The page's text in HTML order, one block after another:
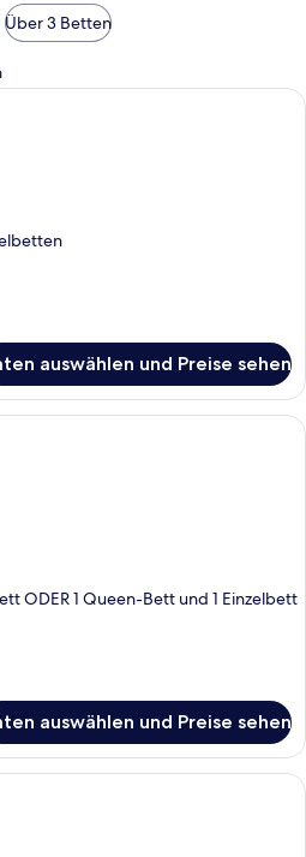
Über 3 Betten
Ein Hotelzimmer mit am Holzpaneel
auswählen und Preise sehen
Ein Hotelzimmer mit zwei Betten,
ODER 1 Queen-Bett und 1 Einzelbett
auswählen und Preise sehen
Ein Hotelzimmer mit zwei Betten,